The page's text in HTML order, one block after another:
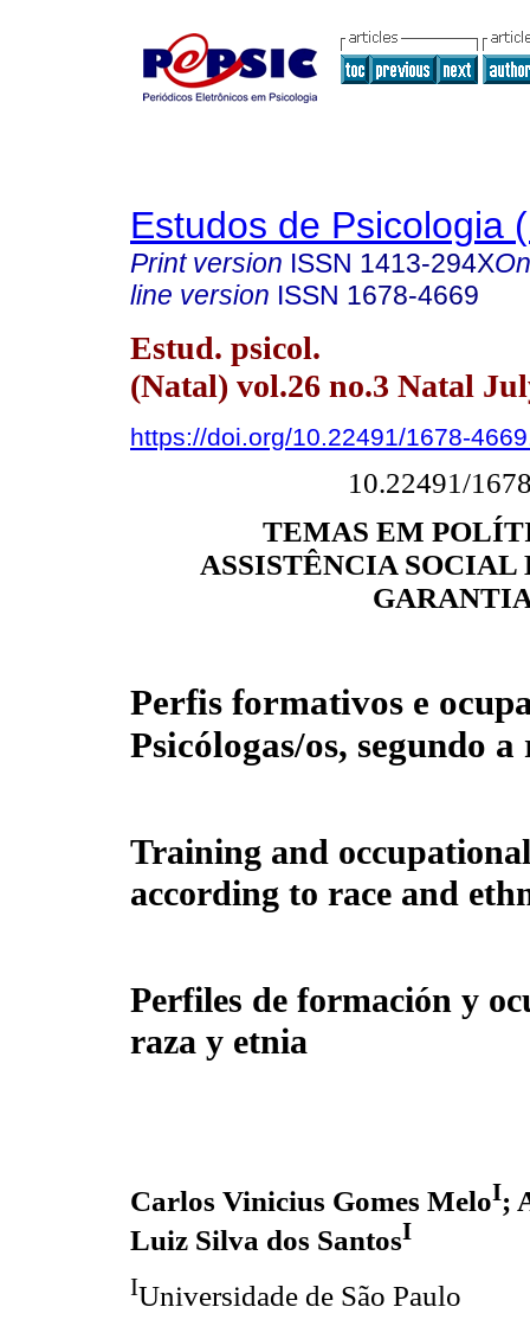
Estudos de Psicologia
Print version ISSN 1413-294X
line version ISSN 1678-4669
Estud. psicol.
(Natal) vol.26 no.3 Natal
https://doi.org/10.22491/1678-
10.22491/
TEMAS EM
ASSISTÊNCIA SOCIAL
Perfis formativos e
Psicólogas/os, segundo
Training and
according to race and
Perfiles de formación y
raza y etnia
Carlos Vinicius Gomes MeloI;
Luiz Silva dos SantosI
IUniversidade de São Paulo